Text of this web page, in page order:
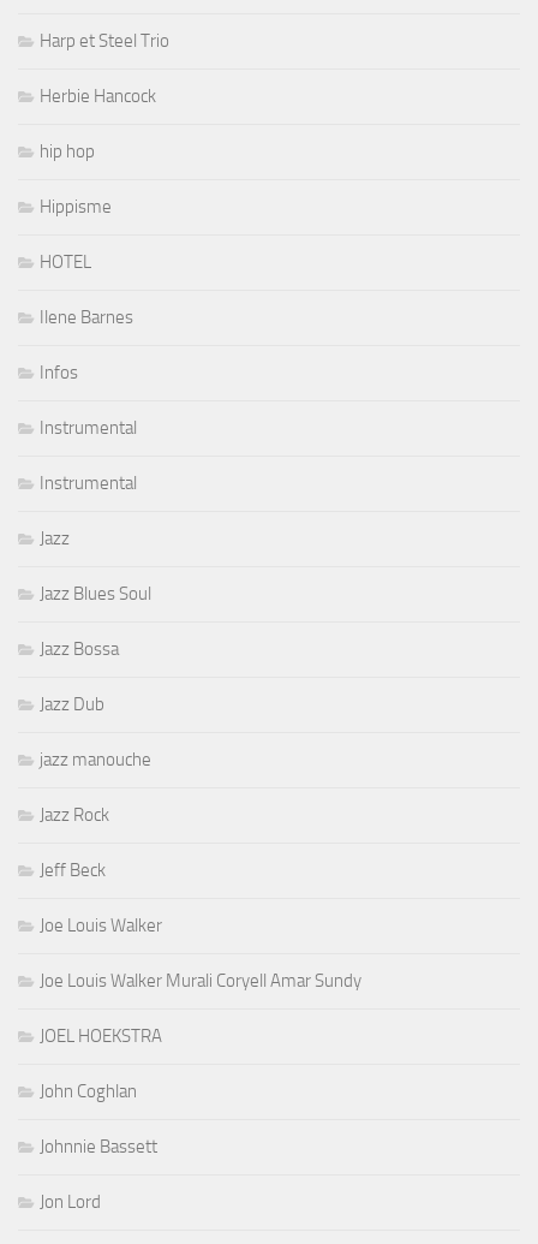
Harp et Steel Trio
Herbie Hancock
hip hop
Hippisme
HOTEL
Ilene Barnes
Infos
Instrumental
Instrumental
Jazz
Jazz Blues Soul
Jazz Bossa
Jazz Dub
jazz manouche
Jazz Rock
Jeff Beck
Joe Louis Walker
Joe Louis Walker Murali Coryell Amar Sundy
JOEL HOEKSTRA
John Coghlan
Johnnie Bassett
Jon Lord